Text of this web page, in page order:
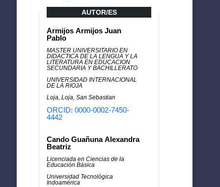
AUTOR/ES
Armijos Armijos Juan
Pablo
MASTER UNIVERSITARIO EN
DIDACTICA DE LA LENGUA Y LA
LITERATURA EN EDUCACION
SECUNDARIA Y BACHILLERATO
UNIVERSIDAD INTERNACIONAL
DE LA RIOJA
Loja, Loja, San Sebastian
ORCID: 0000-0002-7450-
4442
Cando Guañuna Alexandra
Beatriz
Licenciada en Ciencias de la
Educación Básica
Universidad Tecnológica
Indoamérica